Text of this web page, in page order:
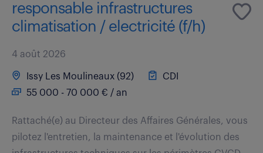
responsable infrastructures
climatisation / electricité (f/h)
4 août 2026
Issy Les Moulineaux (92)
CDI
55 000 - 70 000 € / an
Rattaché(e) au Directeur des Affaires Générales, vous
pilotez l'entretien, la maintenance et l'évolution des